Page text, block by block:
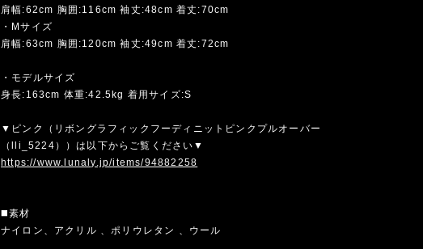
肩幅:62cm 胸囲:116cm 袖丈:48cm 着丈:70cm
・Mサイズ
肩幅:63cm 胸囲:120cm 袖丈:49cm 着丈:72cm
・モデルサイズ
身長:163cm 体重:42.5kg 着用サイズ:S
▼ピンク（リボングラフィックフーディニットピンクプルオーバー
（lli_5224））は以下からご覧ください▼
https://www.lunaly.jp/items/94882258
◼️素材
ナイロン、アクリル 、ポリウレタン 、ウール